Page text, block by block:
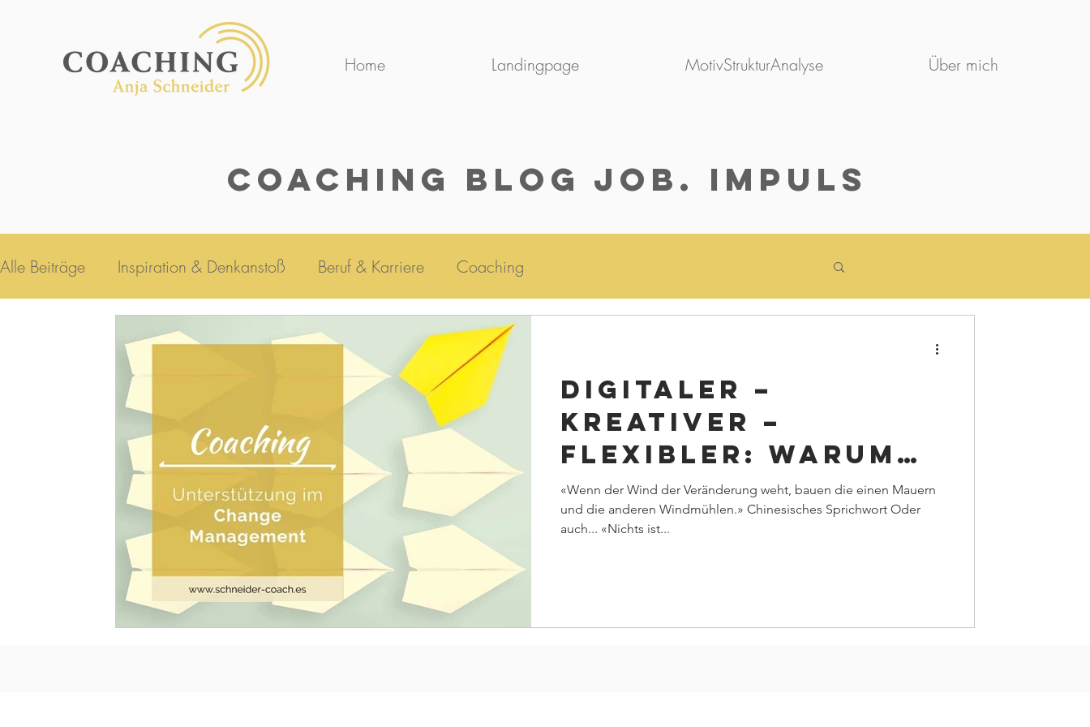
Home Landingpage MotivStrukturAnalyse Über mich
Coaching BloG Job. Impuls
Alle Beiträge Inspiration & Denkanstoß Beruf & Karriere Coaching
Digitaler –
kreativer –
flexibler: Warum
Coaching in
Change-Prozessen
«Wenn der Wind der Veränderung weht, bauen die einen Mauern
und die anderen Windmühlen.» Chinesisches Sprichwort Oder
auch... «Nichts ist...